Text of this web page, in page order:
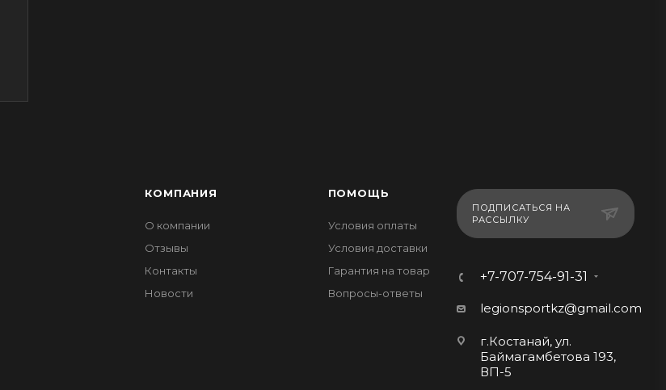
КОМПАНИЯ
О компании
Отзывы
Контакты
Новости
ПОМОЩЬ
Условия оплаты
Условия доставки
Гарантия на товар
Вопросы-ответы
ПОДПИСАТЬСЯ НА
РАССЫЛКУ
+7-707-754-91-31
legionsportkz@gmail.com
г.Костанай, ул.
Баймагамбетова 193,
ВП-5